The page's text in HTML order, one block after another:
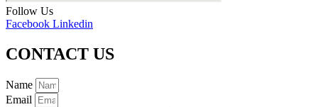
Follow Us
Facebook Linkedin
CONTACT US
Name
Email